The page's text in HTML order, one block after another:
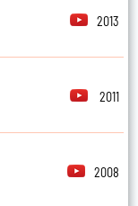
2013
2011
2008